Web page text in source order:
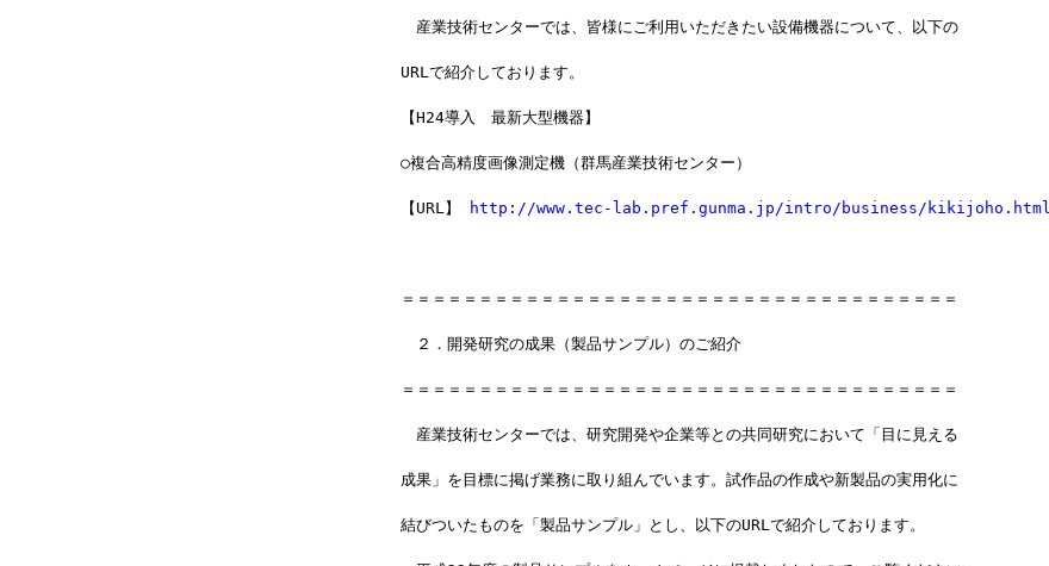
産業技術センターでは、皆様にご利用いただきたい設備機器について、以下の
URLで紹介しております。
【H24導入　最新大型機器】
○複合高精度画像測定機（群馬産業技術センター）
【URL】 http://www.tec-lab.pref.gunma.jp/intro/business/kikijoho.html
＝＝＝＝＝＝＝＝＝＝＝＝＝＝＝＝＝＝＝＝＝＝＝＝＝＝＝＝＝＝＝＝＝＝＝＝
２．開発研究の成果（製品サンプル）のご紹介
＝＝＝＝＝＝＝＝＝＝＝＝＝＝＝＝＝＝＝＝＝＝＝＝＝＝＝＝＝＝＝＝＝＝＝＝
産業技術センターでは、研究開発や企業等との共同研究において「目に見える
成果」を目標に掲げ業務に取り組んでいます。試作品の作成や新製品の実用化に
結びついたものを「製品サンプル」とし、以下のURLで紹介しております。